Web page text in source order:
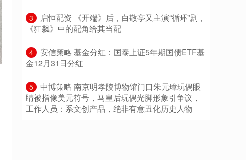
3
​启恒配资 《开端》后，白敬亭又主演“循环”剧，
《狂飙》中的配角给其当配
4
​安信策略 基金分红：国泰上证5年期国债ETF基
金12月31日分红
5
​中博策略 南京明孝陵博物馆门口朱元璋玩偶眼
睛被指像美元符号，马皇后玩偶光脚形象引争议，
工作人员：系文创产品，绝非有意丑化历史人物